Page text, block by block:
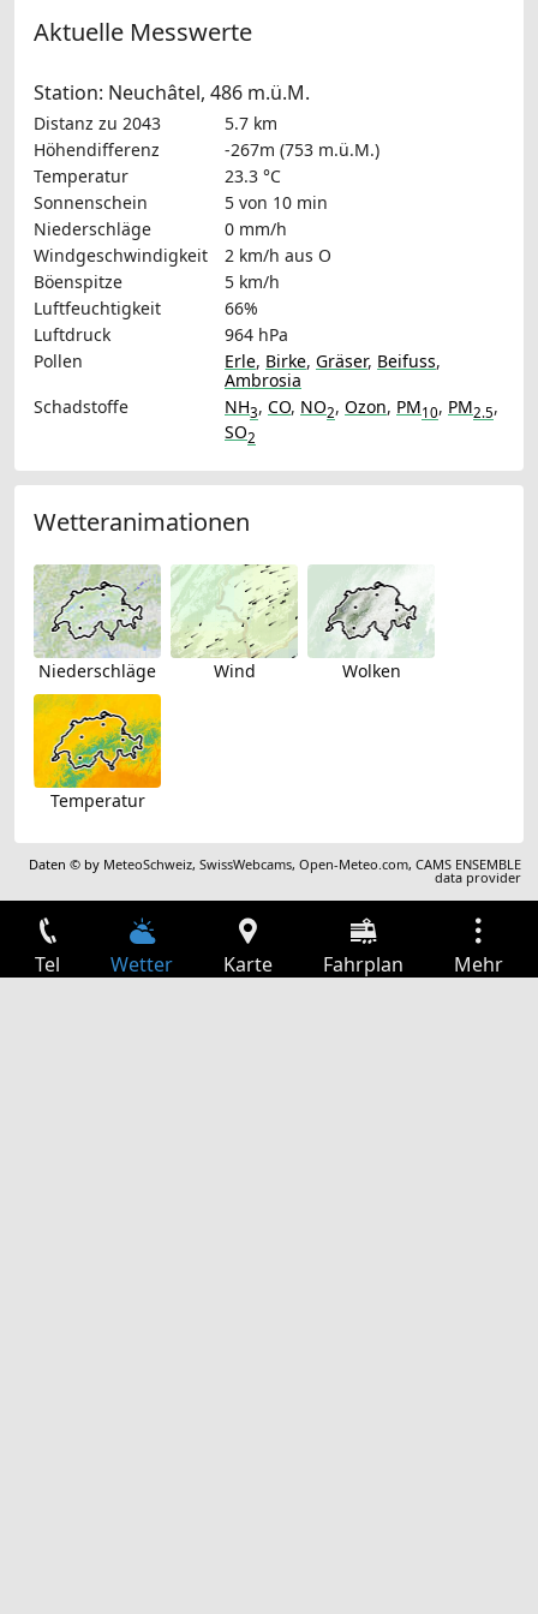
Aktuelle Messwerte
Station: Neuchâtel, 486 m.ü.M.
Distanz zu 2043
5.7 km
Höhendifferenz
-267m (753 m.ü.M.)
Temperatur
23.3 °C
Sonnenschein
5 von 10 min
Niederschläge
0 mm/h
Windgeschwindigkeit
2 km/h aus O
Böenspitze
5 km/h
Luftfeuchtigkeit
66%
Luftdruck
964 hPa
Pollen
Erle, Birke, Gräser, Beifuss,
Ambrosia
Schadstoffe
NH3, CO, NO2, Ozon, PM10, PM2.5,
SO2
Wetteranimationen
Niederschläge Wind Wolken
Temperatur
Daten © by MeteoSchweiz,SwissWebcams,Open-Meteo.com,CAMS ENSEMBLE
data provider
Tel Wetter Karte Fahrplan Mehr